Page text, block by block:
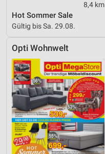
8,4 km
Hot Sommer Sale
Gültig bis Sa. 29.08.
Opti Wohnwelt